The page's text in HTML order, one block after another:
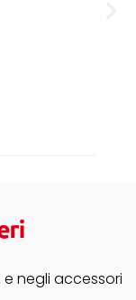
negli accessori